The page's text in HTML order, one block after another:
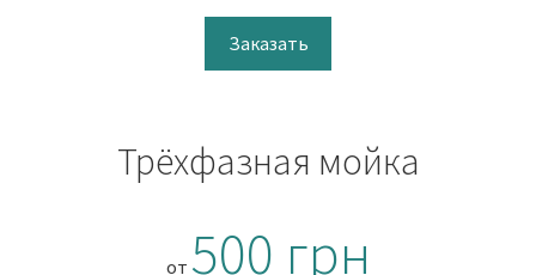
Заказать
Трёхфазная мойка
от 500 грн